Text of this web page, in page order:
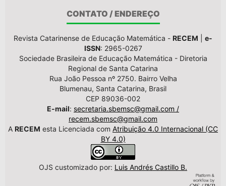
CONTATO / ENDEREÇO
Revista Catarinense de Educação Matemática - RECEM
e-
ISSN: 2965-0267
Sociedade Brasileira de Educação Matemática - Diretoria
Regional de Santa Catarina
Rua João Pessoa nº 2750. Bairro Velha
Blumenau, Santa Catarina, Brasil
CEP 89036-002
E-mail: secretaria.sbemsc@gmail.com /
recem.sbemsc@gmail.com
A RECEM esta Licenciada com Atribuição 4.0 Internacional (CC
BY 4.0)
OJS customizado por: Luis Andrés Castillo B.